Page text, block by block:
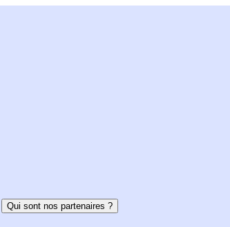
Qui sont nos partenaires ?